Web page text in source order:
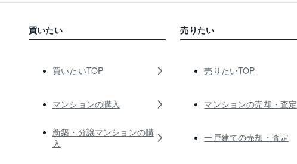
買いたい
買いたいTOP
マンションの購入
新築・分譲マンションの購
入
売りたい
売りたいTOP
マンションの売却・査定
一戸建ての売却・査定